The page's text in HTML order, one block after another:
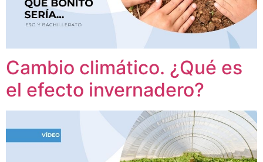
Cambio climático. ¿Qué es
el efecto invernadero?